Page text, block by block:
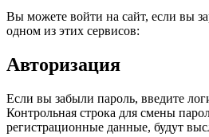
Вы можете войти на сайт, если вы
одном из этих сервисов:
Авторизация
Если вы забыли пароль, введите
Контрольная строка для смены
регистрационные данные, будут